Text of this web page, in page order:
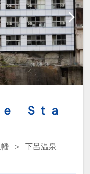
17時）
スとして生ビ
でんをご用
♪
などご自由に
不要でご利用
車・マイナ
イル。自分で
ーナーが大人
内湯＆露天風
けます。
5:30～9:00
頂けます。チ
Ｓｔａ
下呂温泉